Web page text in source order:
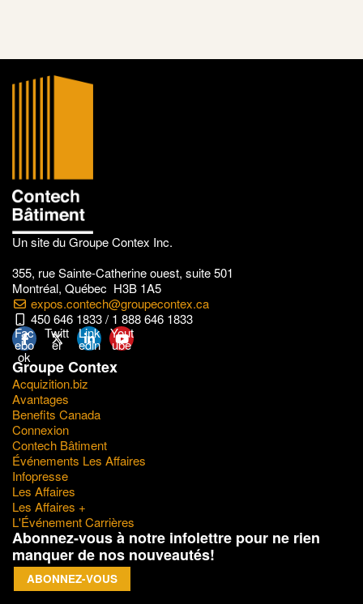
Un site du Groupe Contex Inc.
355, rue Sainte-Catherine ouest, suite 501
Montréal, Québec H3B 1A5
expos.contech@groupecontex.ca
450 646 1833 / 1 888 646 1833
Fac
ebo
ok
Twitt
er
Link
edin
Yout
ube
Groupe Contex
Acquizition.biz
Avantages
Benefits Canada
Connexion
Contech Bâtiment
Événements Les Affaires
Infopresse
Les Affaires
Les Affaires +
L'Événement Carrières
Abonnez-vous à notre infolettre pour ne rien
manquer de nos nouveautés!
ABONNEZ-VOUS